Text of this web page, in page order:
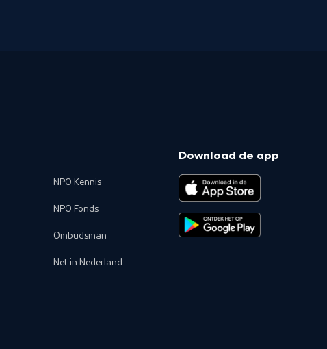
NPO Kennis
NPO Fonds
Ombudsman
Net in Nederland
Download de app